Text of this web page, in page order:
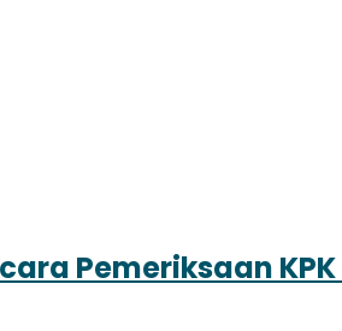
Pemeriksaan KPK